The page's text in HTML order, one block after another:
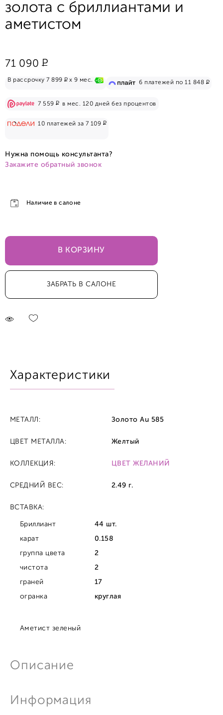
золота с бриллиантами и
аметистом
71 090 Р
В рассрочку 7 899 Рx 9 мес. 6 платежей по 11 848 Р
7 559 Рв мес. 120 дней без процентов
10 платежей за 7 109 Р
Нужна помощь консультанта?
Закажите обратный звонок
Наличие в салоне
В КОРЗИНУ
ЗАБРАТЬ В САЛОНЕ
Характеристики
Описание
Информация
МЕТАЛЛ: Золото Au 585
ЦВЕТ МЕТАЛЛА: Желтый
КОЛЛЕКЦИЯ: ЦВЕТ ЖЕЛАНИЙ
СРЕДНИЙ ВЕС: 2.49 г.
ВСТАВКА:
Бриллиант
44 шт.
карат
0.158
группа цвета
2
чистота
2
граней
17
огранка
круглая
Аметист зеленый